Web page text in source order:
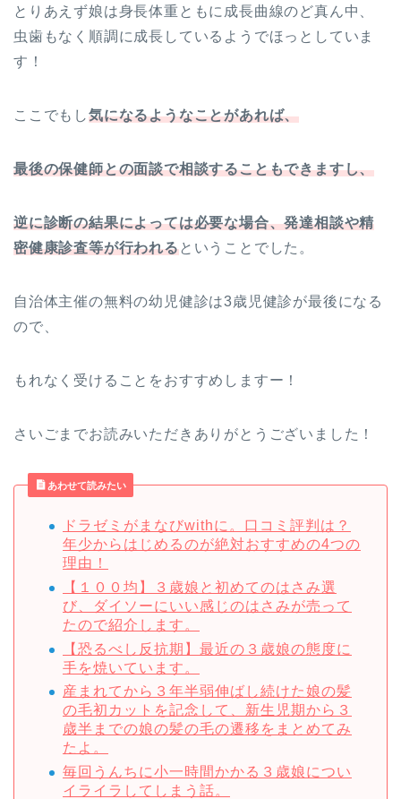
とりあえず娘は身長体重ともに成長曲線のど真ん中、
虫歯もなく順調に成長しているようでほっとしていま
す！
ここでもし気になるようなことがあれば、
最後の保健師との面談で相談することもできますし、
逆に診断の結果によっては必要な場合、発達相談や精
密健康診査等が行われるということでした。
自治体主催の無料の幼児健診は3歳児健診が最後になる
ので、
もれなく受けることをおすすめしますー！
さいごまでお読みいただきありがとうございました！
あわせて読みたい
ドラゼミがまなびwithに。口コミ評判は？
年少からはじめるのが絶対おすすめの4つの
理由！
【１００均】３歳娘と初めてのはさみ選
び、ダイソーにいい感じのはさみが売って
たので紹介します。
【恐るべし反抗期】最近の３歳娘の態度に
手を焼いています。
産まれてから３年半弱伸ばし続けた娘の髪
の毛初カットを記念して、新生児期から３
歳半までの娘の髪の毛の遷移をまとめてみ
たよ。
毎回うんちに小一時間かかる３歳娘につい
イライラしてしまう話。